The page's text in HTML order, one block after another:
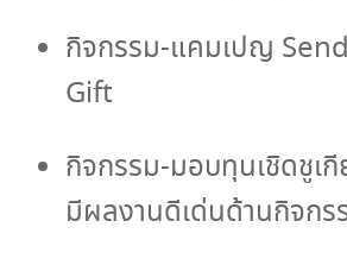
กิจกรรม-แคมเปญ
Gift
กิจกรรม-มอบทุนเชิดชูเ
มีผลงานดีเด่นด้านกิจกร